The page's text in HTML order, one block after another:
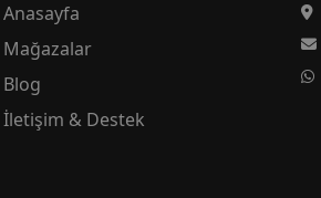
Anasayfa
Mağazalar
Blog
İletişim & Destek